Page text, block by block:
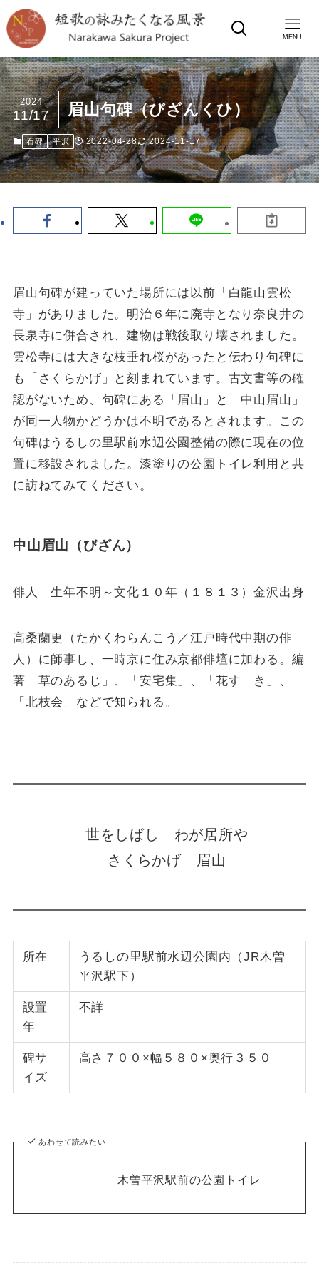
MENU
眉山句碑（びざんくひ）
2024
11/17
石碑 平沢 2022-04-28 2024-11-17
眉山句碑が建っていた場所には以前「白龍山雲松
寺」がありました。明治６年に廃寺となり奈良井の
長泉寺に併合され、建物は戦後取り壊されました。
雲松寺には大きな枝垂れ桜があったと伝わり句碑に
も「さくらかげ」と刻まれています。古文書等の確
認がないため、句碑にある「眉山」と「中山眉山」
が同一人物かどうかは不明であるとされます。この
句碑はうるしの里駅前水辺公園整備の際に現在の位
置に移設されました。漆塗りの公園トイレ利用と共
に訪ねてみてください。
中山眉山（びざん）
俳人 生年不明～文化１０年（１８１３）金沢出身
高桑蘭更（たかくわらんこう／江戸時代中期の俳
人）に師事し、一時京に住み京都俳壇に加わる。編
著「草のあるじ」、「安宅集」、「花すゝき」、
「北枝会」などで知られる。
世をしばし わが居所や
さくらかげ 眉山
所在
うるしの里駅前水辺公園内（JR木曽
平沢駅下）
設置
年
不詳
碑サ
イズ
高さ７００×幅５８０×奥行３５０
あわせて読みたい
木曽平沢駅前の公園トイレ